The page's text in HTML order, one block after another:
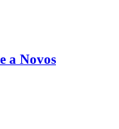
a Novos